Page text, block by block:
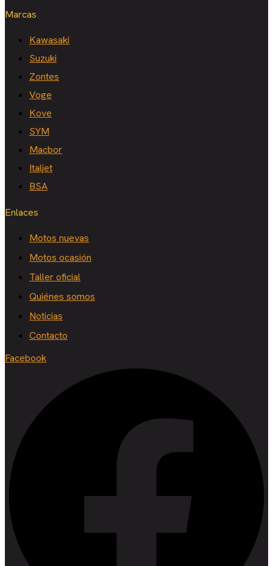
Marcas
Kawasaki
Suzuki
Zontes
Voge
Kove
SYM
Macbor
Italjet
BSA
Enlaces
Motos nuevas
Motos ocasión
Taller oficial
Quiénes somos
Noticias
Contacto
Facebook